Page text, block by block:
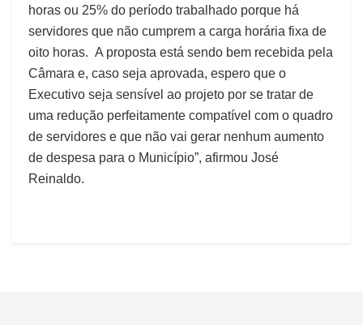
horas ou 25% do período trabalhado porque há
servidores que não cumprem a carga horária fixa de
oito horas. A proposta está sendo bem recebida pela
Câmara e, caso seja aprovada, espero que o
Executivo seja sensível ao projeto por se tratar de
uma redução perfeitamente compatível com o quadro
de servidores e que não vai gerar nenhum aumento
de despesa para o Município”, afirmou José
Reinaldo.